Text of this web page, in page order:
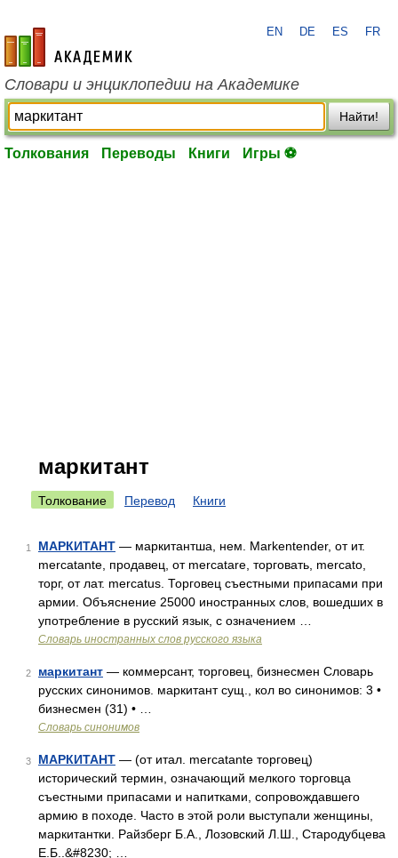
academic.ru
EN DE ES FR
Словари и энциклопедии на Академике
Найти!
Толкования Переводы Книги Игры ⚽
маркитант
Толкование Перевод Книги
1 МАРКИТАНТ — маркитантша, нем. Markentender, от ит.
mercatante, продавец, от mercatare, торговать, mercato,
торг, от лат. mercatus. Торговец съестными припасами при
армии. Объяснение 25000 иностранных слов, вошедших в
употребление в русский язык, с означением …
Словарь иностранных слов русского языка
2 маркитант — коммерсант, торговец, бизнесмен Словарь
русских синонимов. маркитант сущ., кол во синонимов: 3 •
бизнесмен (31) • …
Словарь синонимов
3 МАРКИТАНТ — (от итал. mercatante торговец)
исторический термин, означающий мелкого торговца
съестными припасами и напитками, сопровождавшего
армию в походе. Часто в этой роли выступали женщины,
маркитантки. Райзберг Б.А., Лозовский Л.Ш., Стародубцева
Е.Б..&#8230; …